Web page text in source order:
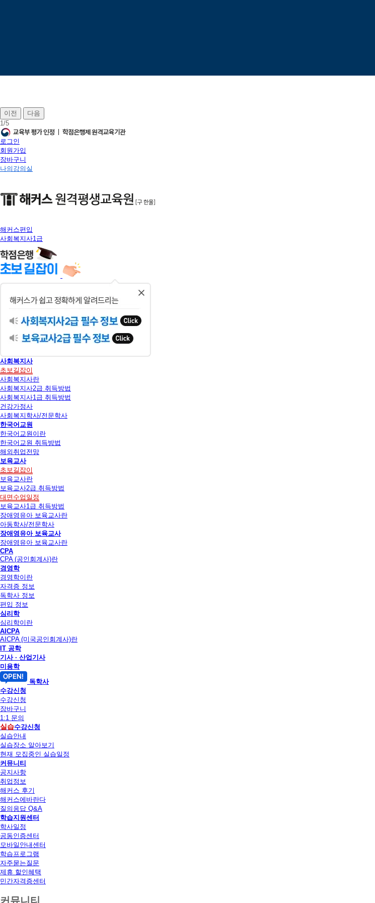
이전
다음
1/5
로그인
회원가입
장바구니
나의강의실
해커스편입
사회복지사1급
사회복지사
초보길잡이
사회복지사란
사회복지사2급 취득방법
사회복지사1급 취득방법
건강가정사
사회복지학사/전문학사
한국어교원
한국어교원이란
한국어교원 취득방법
해외취업전망
보육교사
초보길잡이
보육교사란
보육교사2급 취득방법
대면수업일정
보육교사1급 취득방법
장애영유아 보육교사란
아동학사/전문학사
장애영유아 보육교사
장애영유아 보육교사란
CPA
CPA (공인회계사)란
경영학
경영학이란
자격증 정보
독학사 정보
편입 정보
심리학
심리학이란
AICPA
AICPA (미국공인회계사)란
IT 공학
기사 · 산업기사
미용학
독학사
수강신청
수강신청
장바구니
1:1 문의
실습수강신청
실습안내
실습장소 알아보기
현재 모집중인 실습일정
커뮤니티
공지사항
취업정보
해커스 후기
해커스에바란다
질의응답 Q&A
학습지원센터
학사일정
공동인증센터
모바일안내센터
학습프로그램
자주묻는질문
제휴 할인혜택
민간자격증센터
커뮤니티